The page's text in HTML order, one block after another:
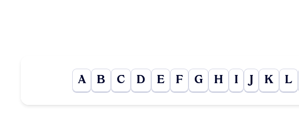
A B C D E F G H I K L